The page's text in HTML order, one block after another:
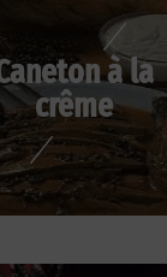
à la
crême